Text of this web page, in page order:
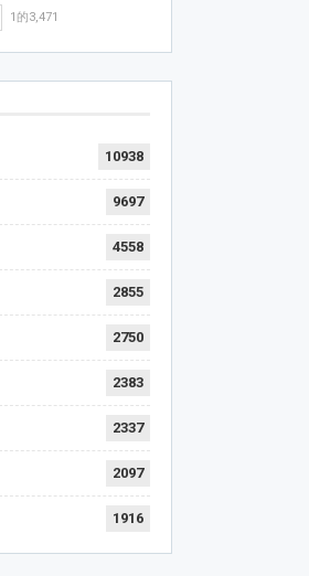
1的3,471
10938
9697
4558
2855
2750
2383
2337
2097
1916